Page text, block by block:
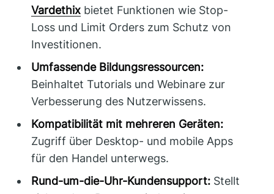
Vardethix bietet Funktionen wie Stop-
Loss und Limit Orders zum Schutz von
Investitionen.
Umfassende Bildungsressourcen:
Beinhaltet Tutorials und Webinare zur
Verbesserung des Nutzerwissens.
Kompatibilität mit mehreren Geräten:
Zugriff über Desktop- und mobile Apps
für den Handel unterwegs.
Rund-um-die-Uhr-Kundensupport: Stellt